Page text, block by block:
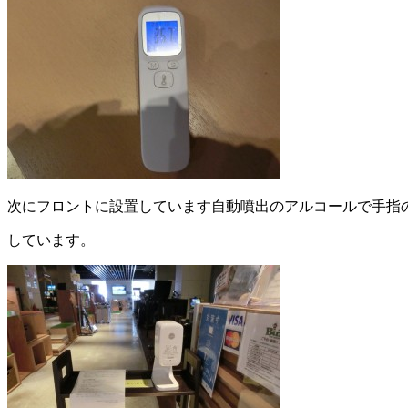
次にフロントに設置しています自動噴出のアルコールで手指
しています。